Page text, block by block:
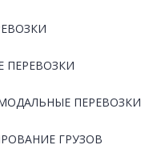
ПЕРЕВОЗКИ
ПЕРЕВОЗКИ
ГРУЗОВ